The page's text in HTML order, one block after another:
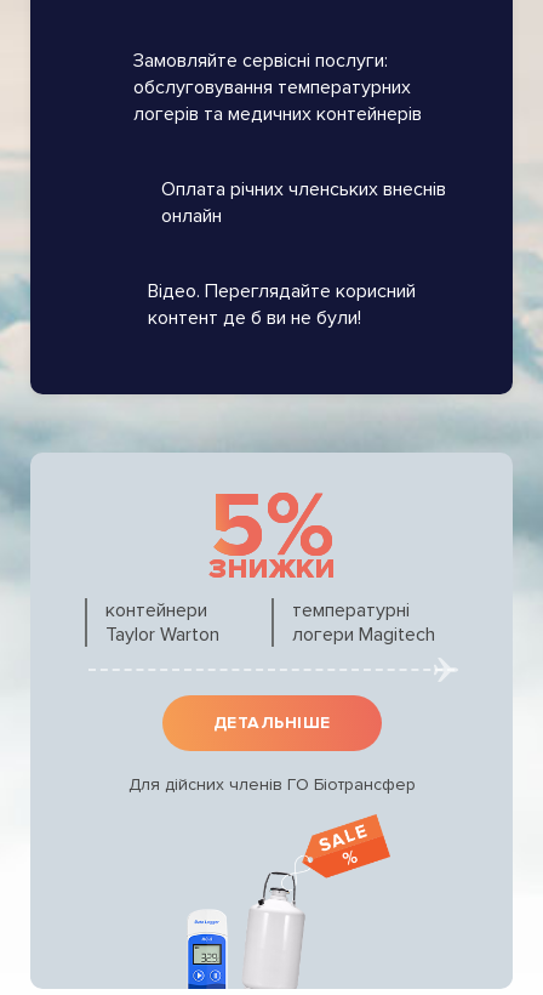
Замовляйте сервісні послуги:
обслуговування температурних
логерів та медичних контейнерів
Оплата річних членських внеснів
онлайн
Відео. Переглядайте корисний
контент де б ви не були!
5%
знижки
контейнери
Taylor Warton
температурні
логери Magitech
ДЕТАЛЬНІШЕ
Для дійсних членів ГО Біотрансфер